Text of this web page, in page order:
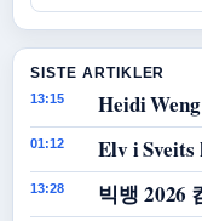
SISTE ARTIKLER
13:15 Heidi
01:12 Elv i
13:28 빅뱅 2026